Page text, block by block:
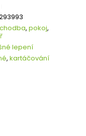
chodba, pokoj,
lepení
, kartáčování